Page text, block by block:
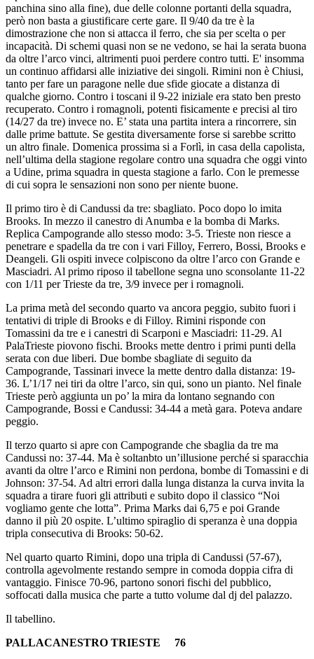
panchina sino alla fine), due delle colonne portanti della squadra,
però non basta a giustificare certe gare. Il 9/40 da tre è la
dimostrazione che non si attacca il ferro, che sia per scelta o per
incapacità. Di schemi quasi non se ne vedono, se hai la serata buona
da oltre l’arco vinci, altrimenti puoi perdere contro tutti. E' insomma
un continuo affidarsi alle iniziative dei singoli. Rimini non è Chiusi,
tanto per fare un paragone nelle due sfide giocate a distanza di
qualche giorno. Contro i toscani il 9-22 iniziale era stato ben presto
recuperato. Contro i romagnoli, potenti fisicamente e precisi al tiro
(14/27 da tre) invece no. E’ stata una partita intera a rincorrere, sin
dalle prime battute. Se gestita diversamente forse si sarebbe scritto
un altro finale. Domenica prossima si a Forlì, in casa della capolista,
nell’ultima della stagione regolare contro una squadra che oggi vinto
a Udine, prima squadra in questa stagione a farlo. Con le premesse
di cui sopra le sensazioni non sono per niente buone.
Il primo tiro è di Candussi da tre: sbagliato. Poco dopo lo imita
Brooks. In mezzo il canestro di Anumba e la bomba di Marks.
Replica Campogrande allo stesso modo: 3-5. Trieste non riesce a
penetrare e spadella da tre con i vari Filloy, Ferrero, Bossi, Brooks e
Deangeli. Gli ospiti invece colpiscono da oltre l’arco con Grande e
Masciadri. Al primo riposo il tabellone segna uno sconsolante 11-22
con 1/11 per Trieste da tre, 3/9 invece per i romagnoli.
La prima metà del secondo quarto va ancora peggio, subito fuori i
tentativi di triple di Brooks e di Filloy. Rimini risponde con
Tomassini da tre e i canestri di Scarponi e Masciadri: 11-29. Al
PalaTrieste piovono fischi. Brooks mette dentro i primi punti della
serata con due liberi. Due bombe sbagliate di seguito da
Campogrande, Tassinari invece la mette dentro dalla distanza: 19-
36. L’1/17 nei tiri da oltre l’arco, sin qui, sono un pianto. Nel finale
Trieste però aggiunta un po’ la mira da lontano segnando con
Campogrande, Bossi e Candussi: 34-44 a metà gara. Poteva andare
peggio.
Il terzo quarto si apre con Campogrande che sbaglia da tre ma
Candussi no: 37-44. Ma è soltanbto un’illusione perché si sparacchia
avanti da oltre l’arco e Rimini non perdona, bombe di Tomassini e di
Johnson: 37-54. Ad altri errori dalla lunga distanza la curva invita la
squadra a tirare fuori gli attributi e subito dopo il classico “Noi
vogliamo gente che lotta”. Prima Marks dai 6,75 e poi Grande
danno il più 20 ospite. L’ultimo spiraglio di speranza è una doppia
tripla consecutiva di Brooks: 50-62.
Nel quarto quarto Rimini, dopo una tripla di Candussi (57-67),
controlla agevolmente restando sempre in comoda doppia cifra di
vantaggio. Finisce 70-96, partono sonori fischi del pubblico,
soffocati dalla musica che parte a tutto volume dal dj del palazzo.
Il tabellino.
PALLACANESTRO TRIESTE 76